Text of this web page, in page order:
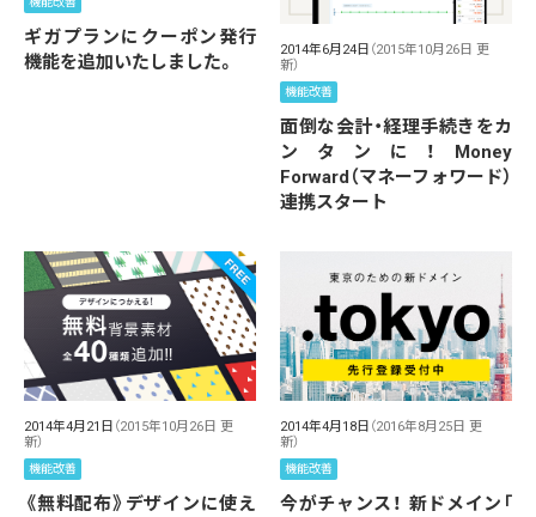
ギガプランにクーポン発行
機能を追加いたしました。
2014年6月24日 （2015年10月26日 更
新）
機能改善
面倒な会計・経理手続きをカ
ンタンに！Money
Forward（マネーフォワード）
連携スタート
2014年4月21日 （2015年10月26日 更
新）
機能改善
《無料配布》デザインに使え
2014年4月18日 （2016年8月25日 更
新）
機能改善
今がチャンス！ 新ドメイン「